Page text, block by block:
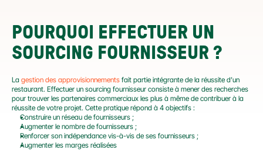
POURQUOI EFFECTUER UN
SOURCING FOURNISSEUR ?
La gestion des approvisionnements fait partie intégrante de la réussite d’un
restaurant. Effectuer un sourcing fournisseur consiste à mener des recherches
pour trouver les partenaires commerciaux les plus à même de contribuer à la
réussite de votre projet. Cette pratique répond à 4 objectifs :
Construire un réseau de fournisseurs ;
Augmenter le nombre de fournisseurs ;
Renforcer son indépendance vis-à-vis de ses fournisseurs ;
Augmenter les marges réalisées